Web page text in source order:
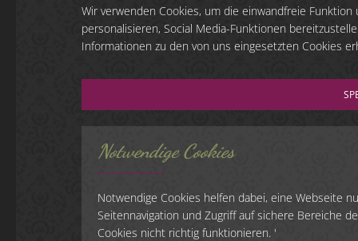
Wir verwenden Cookies, um die einwandfreie
personalisieren, Social Media-Funktionen
Informationen zu den von uns eingesetzten Cookies
Notwendige Cookies
Notwendige Cookies helfen dabei, eine Webseite
Seitennavigation und Zugriff auf sichere Bereiche
Cookies nicht richtig funktionieren. '